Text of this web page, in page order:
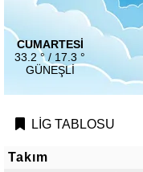
CUMARTESI
33.2 ° / 17.3 °
GÜNEŞLI
LİG TABLOSU
Takım